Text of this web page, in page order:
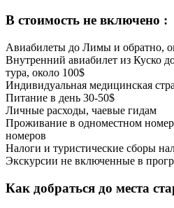
В стоимость не включено :
Авиабилеты до Лимы и обратно,
Внутренний авиабилет из Куско
тура, около 100$
Индивидуальная медицинская
Питание в день 30-50$
Личные расходы, чаевые гидам
Проживание в одноместном
номеров
Налоги и туристические сборы
Экскурсии не включенные в
Как добраться до места